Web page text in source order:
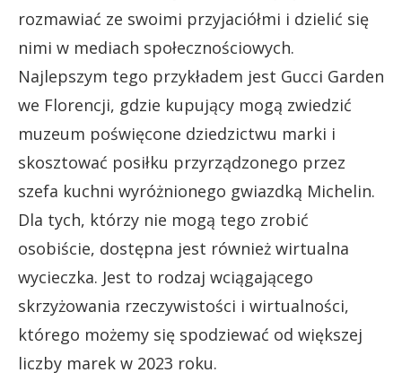
rozmawiać ze swoimi przyjaciółmi i dzielić się
nimi w mediach społecznościowych.
Najlepszym tego przykładem jest Gucci Garden
we Florencji, gdzie kupujący mogą zwiedzić
muzeum poświęcone dziedzictwu marki i
skosztować posiłku przyrządzonego przez
szefa kuchni wyróżnionego gwiazdką Michelin.
Dla tych, którzy nie mogą tego zrobić
osobiście, dostępna jest również wirtualna
wycieczka. Jest to rodzaj wciągającego
skrzyżowania rzeczywistości i wirtualności,
którego możemy się spodziewać od większej
liczby marek w 2023 roku.